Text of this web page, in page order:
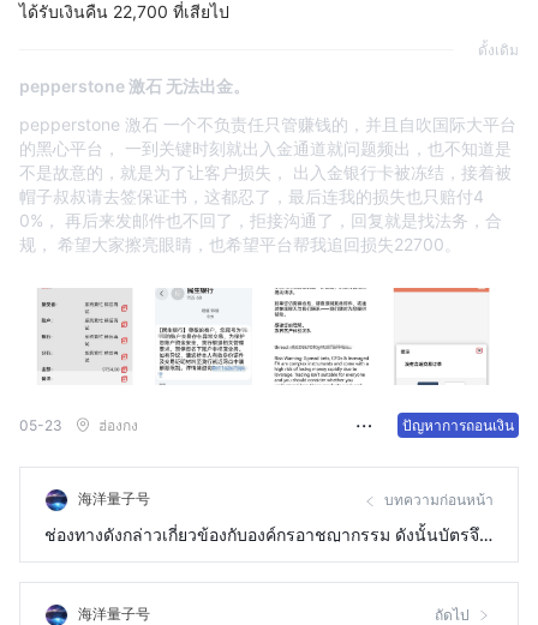
ได้รับเงินคืน 22,700 ที่เสียไป
ดั้งเดิม
pepperstone 激石 无法出金。
pepperstone 激石 一个不负责任只管赚钱的，并且自吹国际大平台
的黑心平台， 一到关键时刻就出入金通道就问题频出，也不知道是
不是故意的，就是为了让客户损失， 出入金银行卡被冻结，接着被
帽子叔叔请去签保证书，这都忍了，最后连我的损失也只赔付4
0%， 再后来发邮件也不回了，拒接沟通了，回复就是找法务，合
规， 希望大家擦亮眼睛，也希望平台帮我追回损失22700。
05-23 ฮ่องกง ปัญหาการถอนเงิน
海洋量子号 บทความก่อนหน้า
ช่องทางดังกล่าวเกี่ยวข้องกับองค์กรอาชญากรรม ดังนั้นบัตรจึง
ถูกอายัด
海洋量子号 ถัดไป